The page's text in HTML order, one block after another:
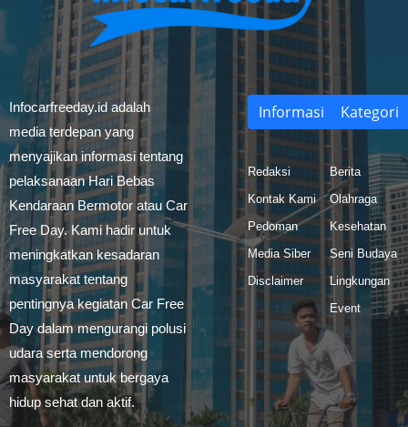
Infocarfreeday.id adalah
media terdepan yang
menyajikan informasi tentang
pelaksanaan Hari Bebas
Kendaraan Bermotor atau Car
Free Day. Kami hadir untuk
meningkatkan kesadaran
masyarakat tentang
pentingnya kegiatan Car Free
Day dalam mengurangi polusi
udara serta mendorong
masyarakat untuk bergaya
hidup sehat dan aktif.
Informasi
Redaksi
Kontak Kami
Pedoman
Media Siber
Disclaimer
Kategori
Berita
Olahraga
Kesehatan
Seni Budaya
Lingkungan
Event